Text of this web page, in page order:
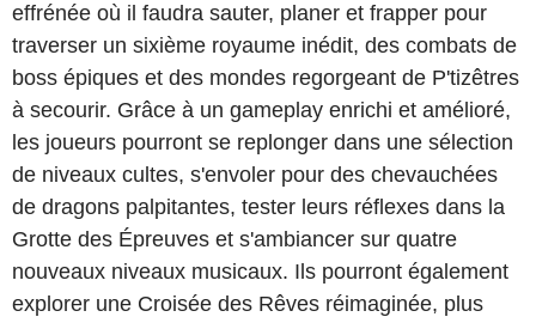
effrénée où il faudra sauter, planer et frapper pour
traverser un sixième royaume inédit, des combats de
boss épiques et des mondes regorgeant de P'tizêtres
à secourir. Grâce à un gameplay enrichi et amélioré,
les joueurs pourront se replonger dans une sélection
de niveaux cultes, s'envoler pour des chevauchées
de dragons palpitantes, tester leurs réflexes dans la
Grotte des Épreuves et s'ambiancer sur quatre
nouveaux niveaux musicaux. Ils pourront également
explorer une Croisée des Rêves réimaginée, plus